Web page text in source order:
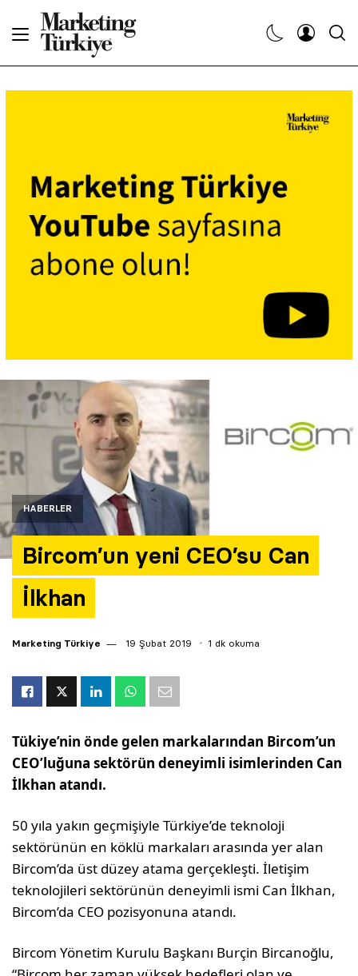
HABERLER
Bircom’un yeni CEO’su Can
İlkhan
Marketing Türkiye 19 Şubat 2019 1 dk okuma
Tükiye’nin önde gelen markalarından Bircom’un
CEO’luğunasektörün deneyimli isimlerinden Can
İlkhan atandı.
50 yıla yakın geçmişiyle Türkiye’de teknoloji
sektörünün en köklü markaları arasında yer alan
Bircom’da üst düzey atama gerçekleşti. İletişim
teknolojileri sektörünün deneyimli ismi Can İlkhan,
Bircom’da CEO pozisyonuna atandı.
Bircom Yönetim Kurulu Başkanı Burçin Bircanoğlu,
Dergiler
Etkinlikler
Araştırma